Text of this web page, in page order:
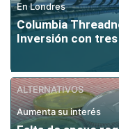
En Londres
Columbia
Inversión con
ALTERNATIVOS
Aumenta su interés